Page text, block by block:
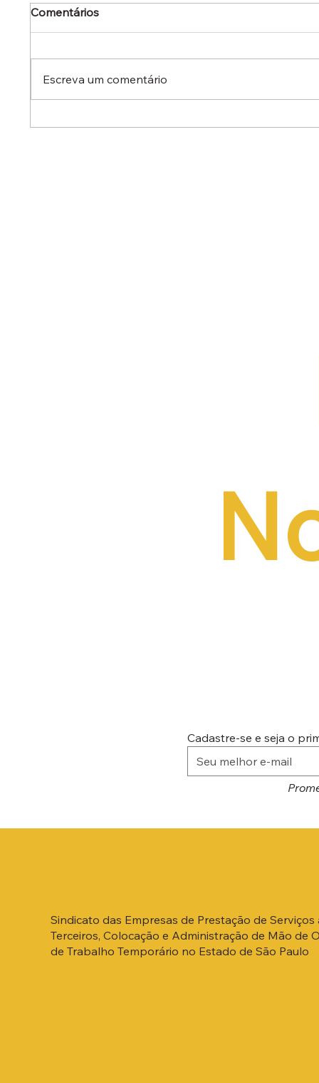
Comentários
Escreva um comentário
Cadastre-se e seja o
Sindicato das Empresas de Prestação de Serviços
Terceiros, Colocação e Administração de Mão de
de Trabalho Temporário no Estado de São Paulo